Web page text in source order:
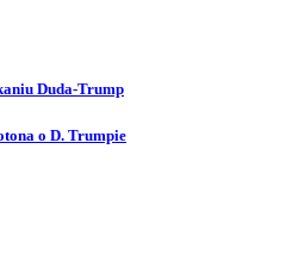
Duda-Trump
o D. Trumpie